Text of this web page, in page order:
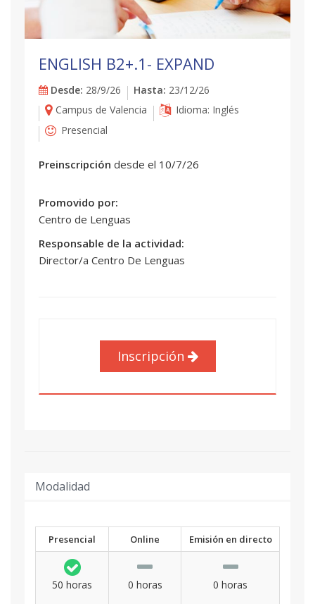
ENGLISH B2+.1- EXPAND
Desde: 28/9/26 Hasta: 23/12/26
Campus de Valencia
Idioma: Inglés
Presencial
Preinscripción desde el 10/7/26
Promovido por:
Centro de Lenguas
Responsable de la actividad:
Director/a Centro De Lenguas
Inscripción
Modalidad
Presencial Online Emisión en directo
50 horas 0 horas 0 horas